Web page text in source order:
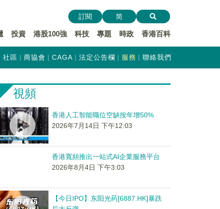
投資 港股100強 科技 專題 時政 香港百科
訂閱 简
社區 商協會 CAGA 法定公告欄 服務 聯絡我們
視頻
香港人工智能職位空缺按年增50%
2026年7月14日 下午12:03
香港寬頻推出一站式AI企業服務平台
2026年8月4日 下午3:03
【今日IPO】东阳光药[6887.HK]暴跌